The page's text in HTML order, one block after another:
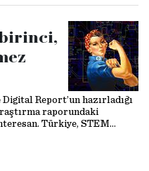
Report’un hazırladığı
raporundaki
Türkiye, STEM
birinci sırada.
ve teknoloji bölümlerinden